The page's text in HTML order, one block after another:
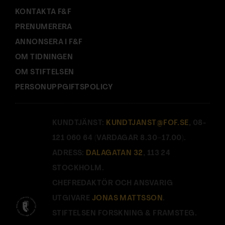
KONTAKTA F&F
PRENUMERERA
ANNONSERA I F&F
OM TIDNINGEN
OM STIFTELSEN
PERSONUPPGIFTSPOLICY
KUNDTJÄNST: KUNDTJANST@FOF.SE , 08-
121 060 64 (VARDAGAR 8.30–17.00).
ADRESS: DALAGATAN 32 , 113 24
STOCKHOLM.
CHEFREDAKTÖR OCH ANSVARIG
UTGIVARE JONAS MATTSSON.
STIFTELSEN FORSKNING & FRAMSTEG.